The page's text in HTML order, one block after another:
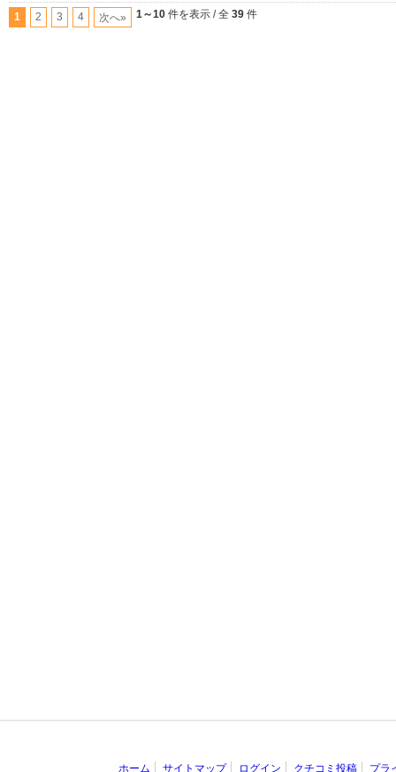
1 2 3 4 次へ» 1～10 件を表示 / 全 39 件
ホーム サイトマップ ログイン クチコミ投稿 プラ